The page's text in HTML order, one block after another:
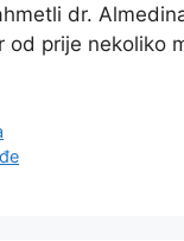
dr.
od prije nekoliko